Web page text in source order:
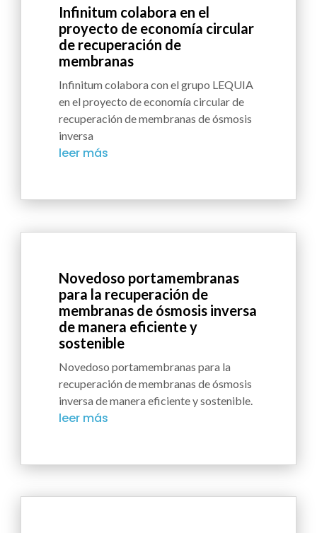
Infinitum colabora en el
proyecto de economía circular
de recuperación de
membranas
Infinitum colabora con el grupo LEQUIA
en el proyecto de economía circular de
recuperación de membranas de ósmosis
inversa
leer más
Novedoso portamembranas
para la recuperación de
membranas de ósmosis inversa
de manera eficiente y
sostenible
Novedoso portamembranas para la
recuperación de membranas de ósmosis
inversa de manera eficiente y sostenible.
leer más